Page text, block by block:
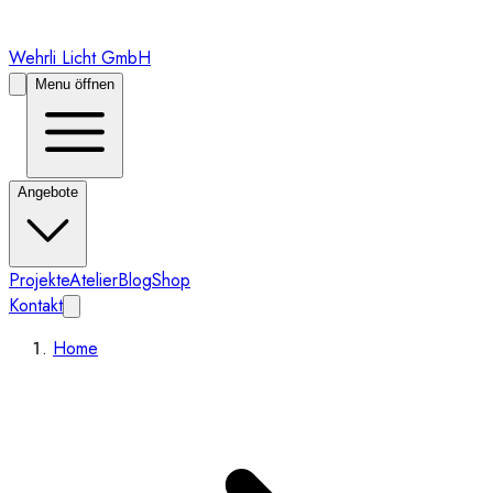
Wehrli Licht GmbH
Menu öffnen
Angebote
ProjekteAtelierBlogShop
Kontakt
Home